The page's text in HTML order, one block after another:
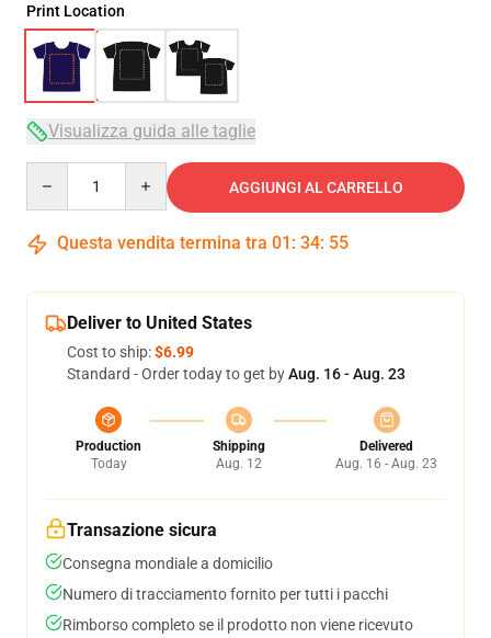
Print Location
Visualizza guida alle taglie
AGGIUNGI AL CARRELLO
Questa vendita termina tra 01 : 34: 54
Deliver to United States
Cost to ship:$6.99
Standard - Order today to get byAug. 16 - Aug. 23
Production
Today
Shipping
Aug. 12
Delivered
Aug. 16 - Aug. 23
Transazione sicura
Consegna mondiale a domicilio
Numero di tracciamento fornito per tutti i pacchi
Rimborso completo se il prodotto non viene ricevuto